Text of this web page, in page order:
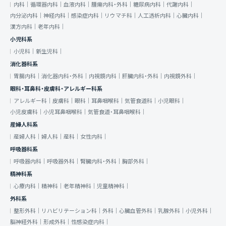
内科｜ 循環器内科｜ 血液内科｜ 腫瘍内科・外科｜ 糖尿病内科｜ 代謝内科｜
内分泌内科｜ 神経内科｜ 感染症内科｜ リウマチ科｜ 人工透析内科｜ 心臓内科｜
漢方内科｜ 老年内科｜
小児科系
小児科｜ 新生児科｜
消化器科系
胃腸内科｜ 消化器内科・外科｜ 内視鏡内科｜ 肝臓内科・外科｜ 内視鏡外科｜
眼科・耳鼻科・皮膚科・アレルギー科系
アレルギー科｜ 皮膚科｜ 眼科｜ 耳鼻咽喉科｜ 気管食道科｜ 小児眼科｜
小児皮膚科｜ 小児耳鼻咽喉科｜ 気管食道・耳鼻咽喉科｜
産婦人科系
産婦人科｜ 婦人科｜ 産科｜ 女性内科｜
呼吸器科系
呼吸器内科｜ 呼吸器外科｜ 腎臓内科・外科｜ 胸部外科｜
精神科系
心療内科｜ 精神科｜ 老年精神科｜ 児童精神科｜
外科系
整形外科｜
リハビリテーション科｜ 外科｜ 心臓血管外科｜ 乳腺外科｜ 小児外科｜
脳神経外科｜ 形成外科｜ 性感染症内科｜